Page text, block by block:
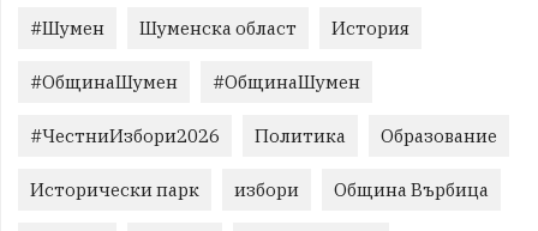
#Шумен Шуменска област История
#ОбщинаШумен #ОбщинаШумен
#ЧестниИзбори2026 Политика Образование
Исторически парк избори Община Върбица